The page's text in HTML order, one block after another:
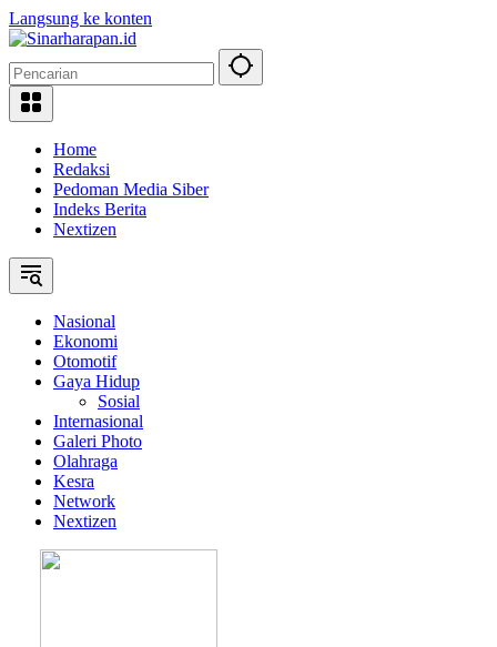
Langsung ke konten
Home
Redaksi
Pedoman Media Siber
Indeks Berita
Nextizen
Nasional
Ekonomi
Otomotif
Gaya Hidup
Sosial
Internasional
Galeri Photo
Olahraga
Kesra
Network
Nextizen